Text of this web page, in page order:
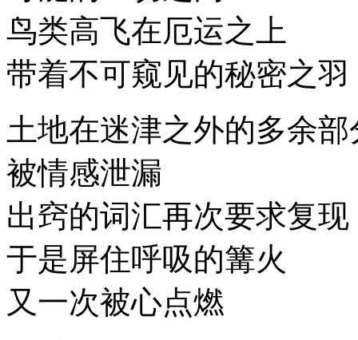
鸟类高飞在厄运之上
带着不可窥见的秘密之羽
土地在迷津之外的多余部
被情感泄漏
出窍的词汇再次要求复现
于是屏住呼吸的篝火
又一次被心点燃